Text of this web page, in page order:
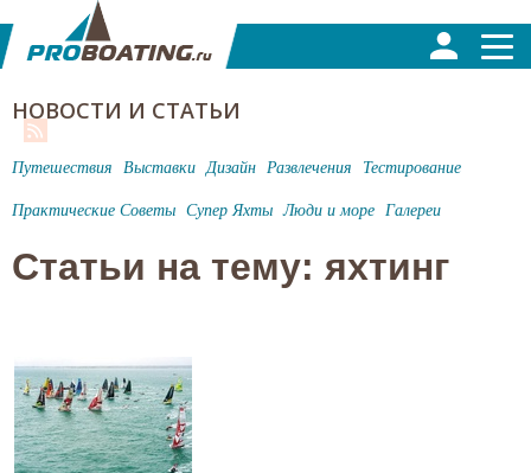
НОВОСТИ И СТАТЬИ
Путешествия Выставки Дизайн Развлечения Тестирование
Практические Советы Супер Яхты Люди и море Галереи
Статьи на тему: яхтинг